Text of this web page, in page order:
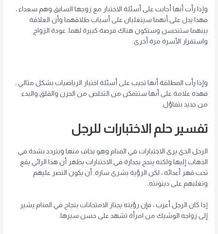
وإذا رأت أنها أجابت على أسئلة الاختبار مع زوجها السابق وهم سعداء ،
فهذا يدل على أنهما سيتغلبان على أسباب طلاقهما وأن العلاقة
بينهما ستتحسن وستكون هناك فرصة كبيرة لهما. عودة الزواج
واستقرار الأسرة مرة أخرى.
وإذا رأت المطلقة أنها تجيب على أسئلة اختبار الرياضيات بشكل مثالي ،
فهذه علامة على أنها ستتمكن من التخلص من الحزن والقلق والبدء
من جديد بتفاؤل.
تفسير حلم الاختبارات للرجل
الرجل الذي يرى الاختبارات في المنام وهو يخاف منها ويتردد بشدة في
الذهاب إليها ولكنه ينجح بجدارة في الاختبارات يظهر أن هذا الرائي يقع
تحت قهر أعدائه ، لكن الرؤية بشرى سارة. أن يكون النصر عليهم
وتغلبهم على دينونته.
إذا كان الرجل أعزب ، فإن رؤيته يجتاز الامتحانات بنجاح في المنام يشير
إلى زواجه الوشيك من امرأة تشهد على حسن سيرها.